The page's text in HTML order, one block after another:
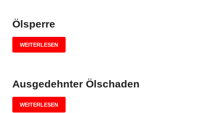
Ölsperre
WEITERLESEN
Ausgedehnter Ölschaden
WEITERLESEN